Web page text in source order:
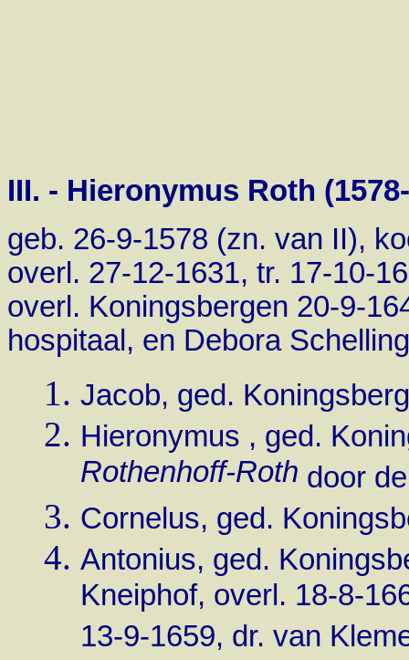
III. - Hieronymus Roth
geb. 26-9-1578 (zn. van II),
overl. 27-12-1631, tr. 17-10-
overl. Koningsbergen 20-9-
hospitaal, en Debora
Jacob, ged.
Hieronymus , ged.
Rothenhoff-Roth door
Cornelus, ged.
Antonius, ged.
Kneiphof, overl. 18-8-
13-9-1659, dr. van